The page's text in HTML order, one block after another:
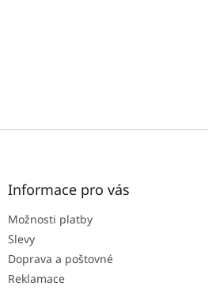
Z
Informace pro vás
Možnosti platby
Slevy
Doprava a poštovné
Reklamace